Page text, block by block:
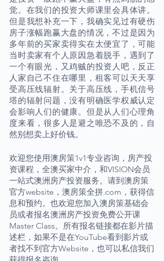
觉。在我们的投资大师课里会具体讲。
但是我想补充一下，我确实见过有硬伤
房子涨幅跑赢大盘的情况，不过是因为
多年前的买家卖得实在太便宜了，可能
当时卖家有个人原因急着脱手，遇到了
一个有眼光，又鸡贼的投资人吧，反正
人家自己不住在哪里，租客可以天天享
受高压线辐射。关于高压线，手机信号
塔的辐射问题，没有明确医学权威认定
会影响人们的健康。但是从人们心理角
度来看，很多人是避之唯恐不及的，自
然别想卖上好价钱。
欢迎您使用澳房策1v1专业咨询，房产投
资课程，全澳买家中介，和VISION会员
一站式澳洲房产投资服务。请到澳房策
官方website，澳房策全拼.com，获得信
息和预约。也欢迎您加入澳房策基础会
员或者报名澳洲房产投资免费公开课
Master Class。所有报名链接都在影片描
述栏，如果不是在YouTube看到影片或
者找不到官方Website，也可以私信我们